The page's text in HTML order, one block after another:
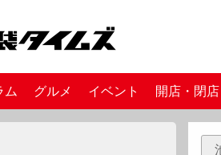
ム グルメ イベント 開店・閉店